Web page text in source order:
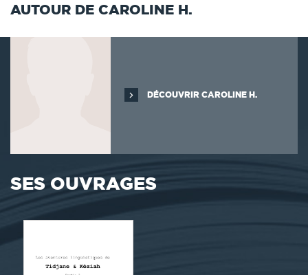
AUTOUR DE CAROLINE H.
DÉCOUVRIR CAROLINE H.
SES OUVRAGES